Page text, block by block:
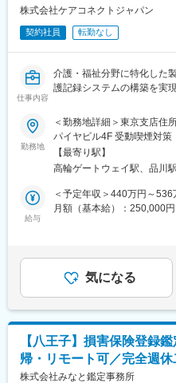
株式会社ケアコネクトジャパン
契約社員 転勤なし
仕事内容
介護・福祉分野に特化した
護記録システムの構築を実
■業務内容：
自社開発システム「
UIをご担当いただきます。
※改善設計だけではなく、
だきたいと考えています。
■開発環境：
■CAREKARTE（ケアカルテ
さまざまなICT機器とつな
す。
■求める人物像：
数万人規模の利用者がいる
勤務地
＜勤務地詳細＞東京支店
パイヤビル4F 受動喫煙対
める事業所
【最寄り駅】
高輪ゲートウェイ駅、品川
給与
＜予定年収＞440万円～
月額（基本給）：250,000
載金額は選考を通じて上下
定手当を含みます。
気になる
【八王子】損害保険登録
帰・リモート可／完全週
株式会社みなと鑑定事務所